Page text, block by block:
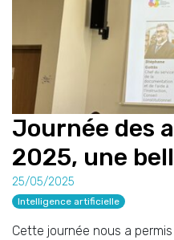
Journée des
2025, une
25/05/2025
Intelligence artificielle
Cette journée nous a